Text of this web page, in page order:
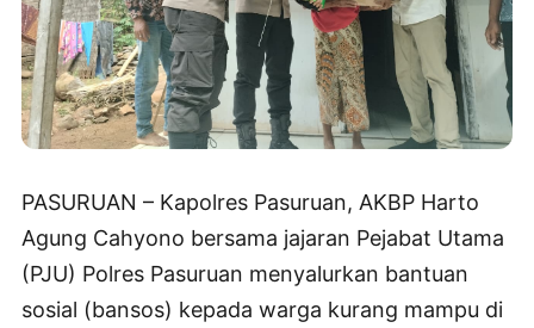
PASURUAN – Kapolres Pasuruan, AKBP Harto
Agung Cahyono bersama jajaran Pejabat Utama
(PJU) Polres Pasuruan menyalurkan bantuan
sosial (bansos) kepada warga kurang mampu di